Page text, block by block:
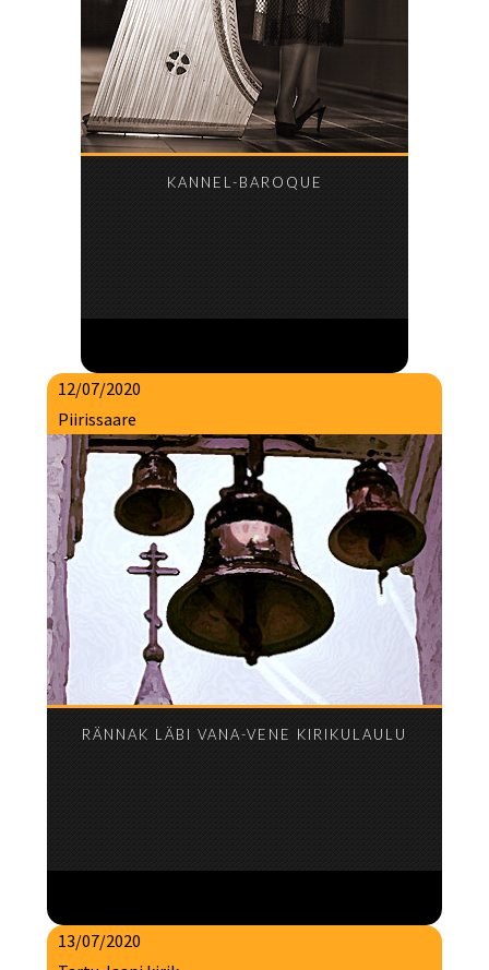
KANNEL-BAROQUE
12/07/2020
Piirissaare
RÄNNAK LÄBI VANA-VENE KIRIKULAULU
13/07/2020